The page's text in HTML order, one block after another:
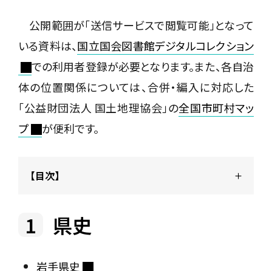
公開範囲が「送信サービスで閲覧可能」となって
いる資料は、国立国会図書館デジタルコレクション
での利用者登録が必要となります。また、各自治
体の位置関係については、合併・編入に対応した
「公益財団法人 国土地理協会」の全国市町村マッ
プ
が便利です。
【目次】
県史
岩手県史